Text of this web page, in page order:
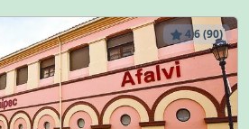
4.6 (90)